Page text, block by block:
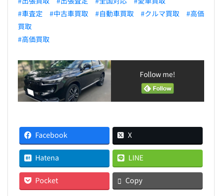
#車査定
#中古車買取 #自動車買取 #クルマ買取
#高価
買取
#高価買取
Follow me!
Facebook X
Hatena LINE
Pocket Copy